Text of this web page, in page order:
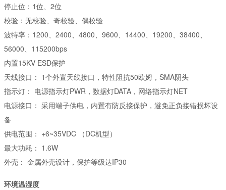
停止位：1位、2位
校验：无校验、奇校验、偶校验
波特率：1200、2400、4800、9600、14400、19200、38400、
56000、115200bps
内置15KV ESD保护
天线接口： 1个外置天线接口，特性阻抗50欧姆，SMA阴头
指示灯： 电源指示灯PWR，数据灯DATA，网络指示灯NET
电源接口： 采用端子供电，内置有防反接保护，避免正负接错损坏设
备
供电范围： +6~35VDC （DC机型）
最大功耗： 1.6W
外壳： 金属外壳设计，保护等级达IP30
环境温湿度